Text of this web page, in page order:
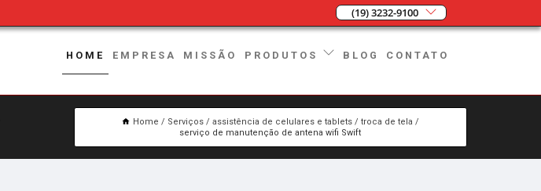
(19) 3232-9100
HOME EMPRESA MISSÃO PRODUTOS BLOG CONTATO
Home Serviços assistência de celulares e tablets
troca de tela
serviço de manutenção de antena wifi Swift